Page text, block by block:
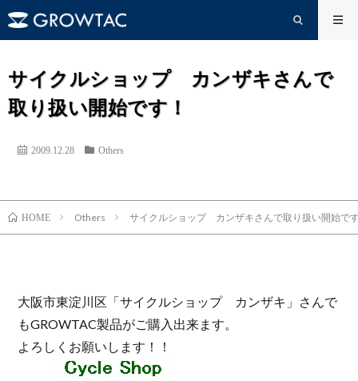
サイクルショップ カンザキさんで
取り扱い開始です！
2009.12.28 Others
HOME Others サイクルショップ カンザキさんで取り扱い開始で
大阪市東淀川区「サイクルショップ カンザキ」さんで
もGROWTAC製品がご購入出来ます。
よろしくお願いします！！